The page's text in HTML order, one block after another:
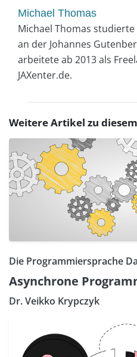
Michael Thomas
Michael Thomas
an der Johannes
arbeitete ab 2013 als
JAXenter.de.
Weitere Artikel zu
Die Programmiersprache
Asynchrone
Dr. Veikko Krypczyk